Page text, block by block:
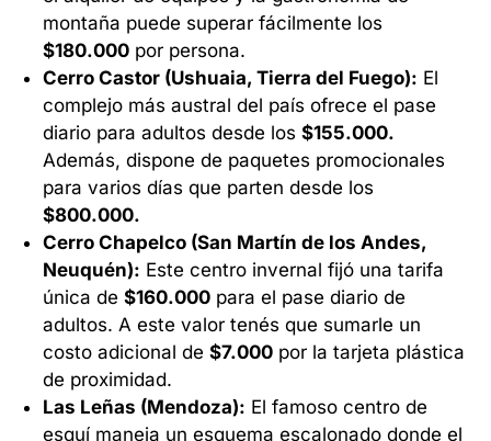
montaña puede superar fácilmente los
$180.000 por persona.
Cerro Castor (Ushuaia, Tierra del Fuego): El
complejo más austral del país ofrece el pase
diario para adultos desde los$155.000.
Además, dispone de paquetes promocionales
para varios días que parten desde los
$800.000.
Cerro Chapelco (San Martín de los Andes,
Neuquén): Este centro invernal fijó una tarifa
única de$160.000 para el pase diario de
adultos. A este valor tenés que sumarle un
costo adicional de$7.000 por la tarjeta plástica
de proximidad.
Las Leñas (Mendoza): El famoso centro de
esquí maneja un esquema escalonado donde el